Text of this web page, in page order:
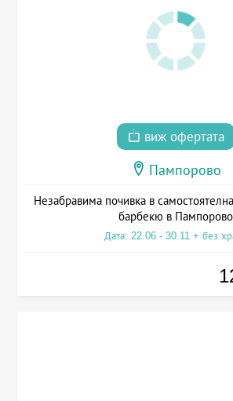
виж офертата
Пампорово
Незабравима почивка в
барбекю в Пампорово
Дата: 22.06 - 30.11 + без